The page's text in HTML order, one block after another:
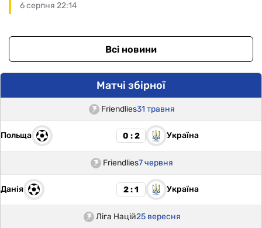
6 серпня 22:14
Всі новини
Матчі збірної
Friendlies31 травня
Польща 0 : 2 Україна
Friendlies7 червня
Данія 2 : 1 Україна
Ліга Націй25 вересня